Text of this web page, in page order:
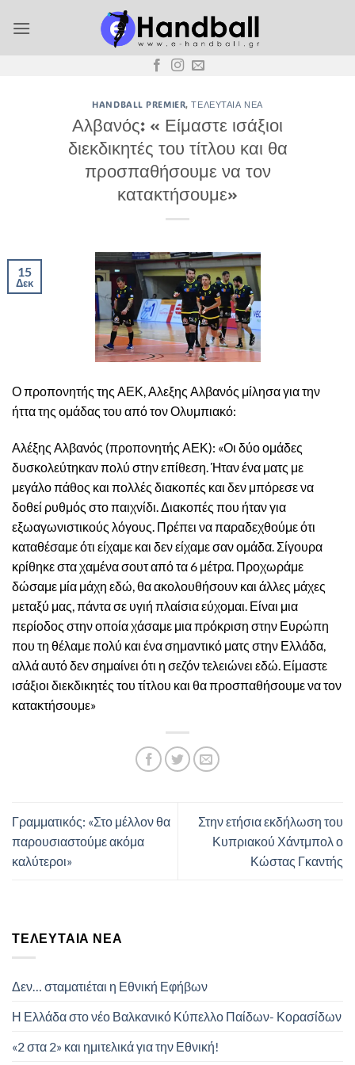
στο
HANDBALL PREMIER,ΤΕΛΕΥΤΑΊΑ ΝΈΑ
Αλβανός: « Είμαστε ισάξιοι
διεκδικητές του τίτλου και θα
προσπαθήσουμε να τον
κατακτήσουμε»
15
Δεκ
Ο προπονητής της ΑΕΚ, Αλεξης Αλβανός μίλησα για την
ήττα της ομάδας του από τον Ολυμπιακό:
Αλέξης Αλβανός (προπονητής ΑΕΚ): «Οι δύο ομάδες
δυσκολεύτηκαν πολύ στην επίθεση. Ήταν ένα ματς με
μεγάλο πάθος και πολλές διακοπές και δεν μπόρεσε να
δοθεί ρυθμός στο παιχνίδι. Διακοπές που ήταν για
εξωαγωνιστικούς λόγους. Πρέπει να παραδεχθούμε ότι
καταθέσαμε ότι είχαμε και δεν είχαμε σαν ομάδα. Σίγουρα
κρίθηκε στα χαμένα σουτ από τα 6 μέτρα. Προχωράμε
δώσαμε μία μάχη εδώ, θα ακολουθήσουν και άλλες μάχες
μεταξύ μας, πάντα σε υγιή πλαίσια εύχομαι. Είναι μια
περίοδος στην οποία χάσαμε μια πρόκριση στην Ευρώπη
που τη θέλαμε πολύ και ένα σημαντικό ματς στην Ελλάδα,
αλλά αυτό δεν σημαίνει ότι η σεζόν τελειώνει εδώ. Είμαστε
ισάξιοι διεκδικητές του τίτλου και θα προσπαθήσουμε να τον
κατακτήσουμε»
Γραμματικός: «Στο μέλλον θα
παρουσιαστούμε ακόμα
καλύτεροι»
Στην ετήσια εκδήλωση του
Κυπριακού Χάντμπολ ο
Κώστας Γκαντής
ΤΕΛΕΥΤΑΊΑ ΝΈΑ
Δεν… σταματιέται η Εθνική Εφήβων
Η Ελλάδα στο νέο Βαλκανικό Κύπελλο Παίδων- Κορασίδων
«2 στα 2» και ημιτελικά για την Εθνική!